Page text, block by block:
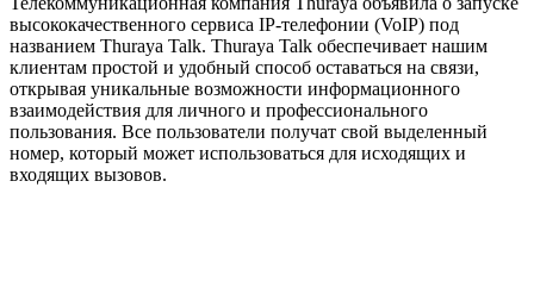
высококачественного сервиса IP-телефонии (VoIP) под
названием Thuraya Talk. Thuraya Talk обеспечивает нашим
клиентам простой и удобный способ оставаться на связи,
открывая уникальные возможности информационного
взаимодействия для личного и профессионального
пользования. Все пользователи получат свой выделенный
номер, который может использоваться для исходящих и
входящих вызовов.